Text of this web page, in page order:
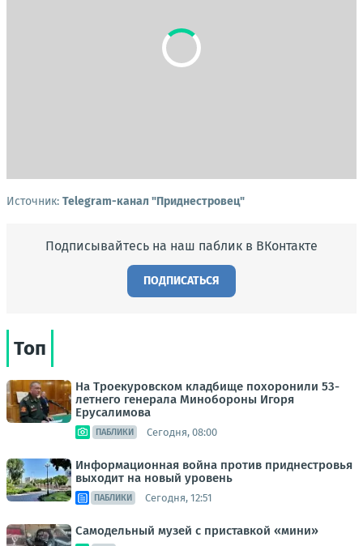
Источник: Telegram-канал "Приднестровец"
Подписывайтесь на наш паблик в ВКонтакте
ПОДПИСАТЬСЯ
Топ
На Троекуровском кладбище похоронили 53-
летнего генерала Минобороны Игоря
Ерусалимова
ПАБЛИКИ Сегодня, 08:00
Информационная война против приднестровья
выходит на новый уровень
ПАБЛИКИ Сегодня, 12:51
Самодельный музей с приставкой «мини»